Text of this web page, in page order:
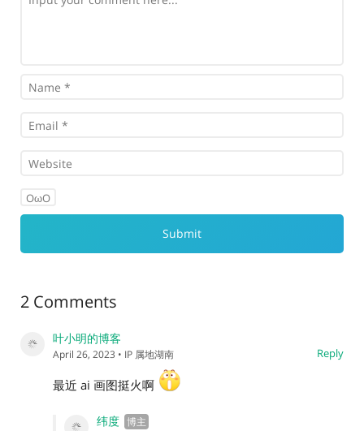
OωO
2 Comments
叶小明的博客
Reply
April 26, 2023 • IP 属地湖南
最近 ai 画图挺火啊
纬度